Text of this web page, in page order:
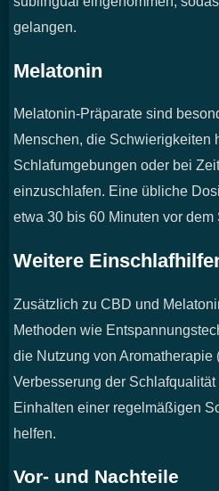
gelangen.
Melatonin
Melatonin-Präparate sind
Menschen, die Schwierigkeiten
Schlafumgebungen oder bei
einzuschlafen. Eine übliche
etwa 30 bis 60 Minuten vor dem
Weitere
Zusätzlich zu CBD und
Methoden wie
die Nutzung von Aromatherapie
Verbesserung der
Einhalten einer regelmäßigen
helfen.
Vor- und Nachteile